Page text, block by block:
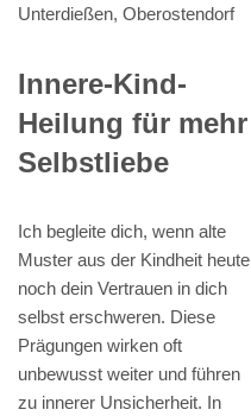
Unterdießen, Oberostendorf
Innere-Kind-
Heilung für mehr
Selbstliebe
Ich begleite dich, wenn alte
Muster aus der Kindheit heute
noch dein Vertrauen in dich
selbst erschweren. Diese
Prägungen wirken oft
unbewusst weiter und führen
zu innerer Unsicherheit. In